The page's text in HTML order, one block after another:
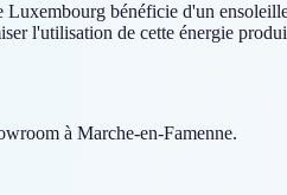
bénéficie d'un
l'utilisation de cette énergie
à Marche-en-Famenne.